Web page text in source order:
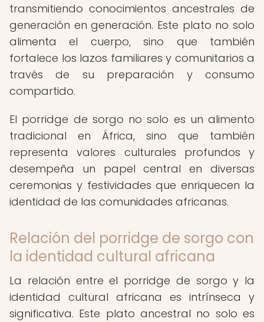
transmitiendo conocimientos ancestrales de
generación en generación. Este plato no solo
alimenta el cuerpo, sino que también
fortalece los lazos familiares y comunitarios a
través de su preparación y consumo
compartido.
El porridge de sorgo no solo es un alimento
tradicional en África, sino que también
representa valores culturales profundos y
desempeña un papel central en diversas
ceremonias y festividades que enriquecen la
identidad de las comunidades africanas.
Relación del porridge de sorgo con
la identidad cultural africana
La relación entre el porridge de sorgo y la
identidad cultural africana es intrínseca y
significativa. Este plato ancestral no solo es